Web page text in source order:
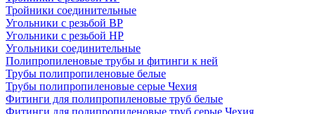
Тройники соединительные
Угольники с резьбой ВР
Угольники с резьбой НР
Угольники соединительные
Полипропиленовые трубы и фитинги к ней
Трубы полипропиленовые белые
Трубы полипропиленовые серые Чехия
Фитинги для полипропиленовые труб белые
Фитинги для полипропиленовые труб серые Чехия